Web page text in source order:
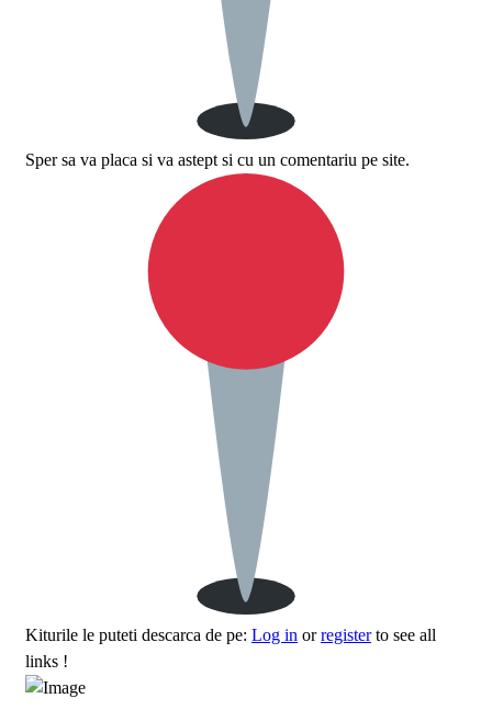
Sper sa va placa si va astept si cu un comentariu pe site.
Kiturile le puteti descarca de pe: Log in orregisterto see all
links !